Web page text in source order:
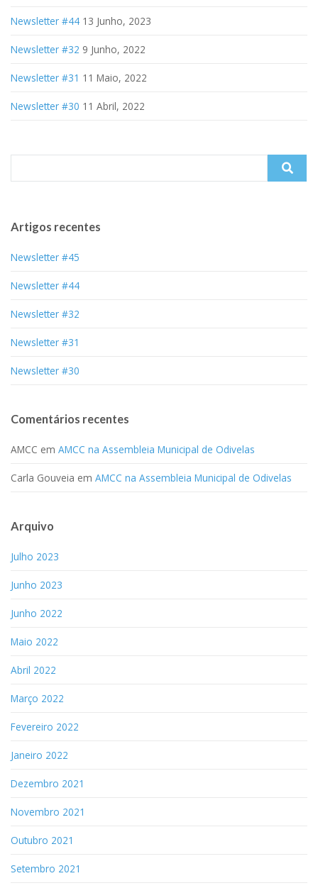
Newsletter #44 13 Junho, 2023
Newsletter #32 9 Junho, 2022
Newsletter #31 11 Maio, 2022
Newsletter #30 11 Abril, 2022
Artigos recentes
Newsletter #45
Newsletter #44
Newsletter #32
Newsletter #31
Newsletter #30
Comentários recentes
AMCC em AMCC na Assembleia Municipal de Odivelas
Carla Gouveia em AMCC na Assembleia Municipal de Odivelas
Arquivo
Julho 2023
Junho 2023
Junho 2022
Maio 2022
Abril 2022
Março 2022
Fevereiro 2022
Janeiro 2022
Dezembro 2021
Novembro 2021
Outubro 2021
Setembro 2021